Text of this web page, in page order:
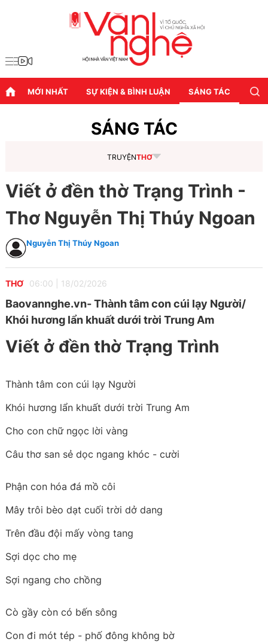
MỚI NHẤT SỰ KIỆN & BÌNH LUẬN SÁNG TÁC
SÁNG TÁC
TRUYỆNTHƠ
Viết ở đền thờ Trạng Trình -
Thơ Nguyễn Thị Thúy Ngoan
Nguyễn Thị Thúy Ngoan
THƠ 06:00 18/02/2026
Baovannghe.vn- Thành tâm con cúi lạy Người/
Khói hương lẩn khuất dưới trời Trung Am
Viết ở đền thờ Trạng Trình
Thành tâm con cúi lạy Người
Khói hương lẩn khuất dưới trời Trung Am
Cho con chữ ngọc lời vàng
Câu thơ san sẻ dọc ngang khóc - cười
Phận con hóa đá mồ côi
Mây trôi bèo dạt cuối trời dở dang
Trên đầu đội mấy vòng tang
Sợi dọc cho mẹ
Sợi ngang cho chồng
Cò gầy còn có bến sông
Con đi mót tép - phố đông không bờ